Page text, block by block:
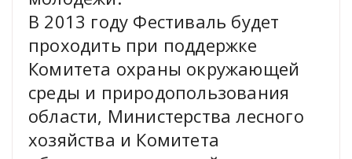
В 2013 году Фестиваль будет
проходить при поддержке
Комитета охраны окружающей
среды и природопользования
области, Министерства лесного
хозяйства и Комитета